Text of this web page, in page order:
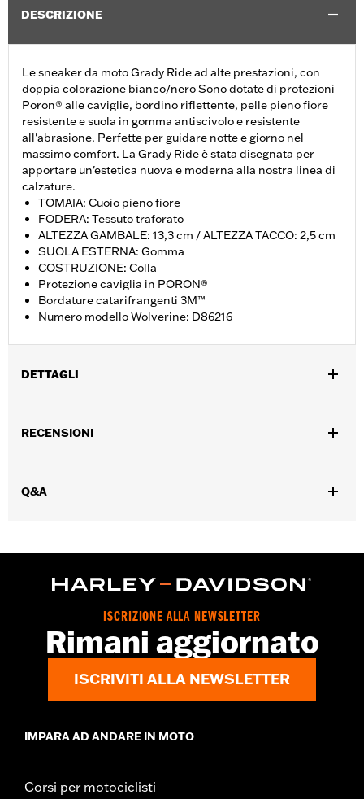
DESCRIZIONE
Le sneaker da moto Grady Ride ad alte prestazioni, con
doppia colorazione bianco/nero Sono dotate di protezioni
Poron® alle caviglie, bordino riflettente, pelle pieno fiore
resistente e suola in gomma antiscivolo e resistente
all'abrasione. Perfette per guidare notte e giorno nel
massimo comfort. La Grady Ride è stata disegnata per
apportare un'estetica nuova e moderna alla nostra linea di
calzature.
TOMAIA: Cuoio pieno fiore
FODERA: Tessuto traforato
ALTEZZA GAMBALE: 13,3 cm / ALTEZZA TACCO: 2,5 cm
SUOLA ESTERNA: Gomma
COSTRUZIONE: Colla
Protezione caviglia in PORON®
Bordature catarifrangenti 3M™
Numero modello Wolverine: D86216
DETTAGLI
GARANZIA:Garanzia del produttore Wolverine Worldwide –
Origine:
RECENSIONI
Q&A
ISCRIZIONE ALLA NEWSLETTER
Rimani aggiornato
ISCRIVITI ALLA NEWSLETTER
IMPARA AD ANDARE IN MOTO
Corsi per motociclisti